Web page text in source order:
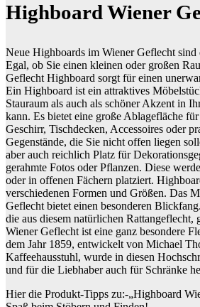
Highboard Wiener
Neue Highboards im Wiener Geflecht sind
Egal, ob Sie einen kleinen oder großen
Geflecht Highboard sorgt für einen
Ein Highboard ist ein attraktives
Stauraum als auch als schöner Akzent in
kann. Es bietet eine große Ablagefläche
Geschirr, Tischdecken, Accessoires oder
Gegenstände, die Sie nicht offen liegen
aber auch reichlich Platz für
gerahmte Fotos oder Pflanzen. Diese
oder in offenen Fächern platziert.
verschiedenen Formen und Größen. Das
Geflecht bietet einen besonderen
die aus diesem natürlichen Rattangeflecht,
Wiener Geflecht ist eine ganz besondere
dem Jahr 1859, entwickelt von Michael
Kaffeehausstuhl, wurde in diesen
und für die Liebhaber auch für Schränke
Hier die Produkt-Tipps zu:-„Highboard